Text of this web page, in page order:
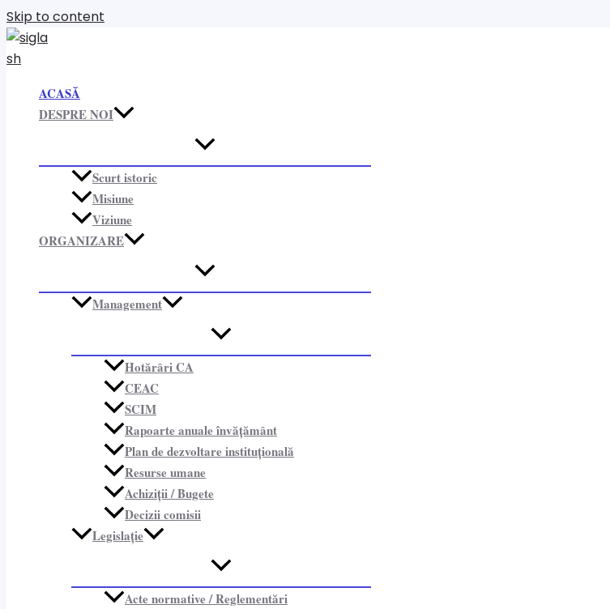
Skip to content
ACASĂ
DESPRE NOI
Scurt istoric
Misiune
Viziune
ORGANIZARE​
Management
Hotărâri CA
CEAC
SCIM
Rapoarte anuale învățământ
Plan de dezvoltare instituțională
Resurse umane
Achiziții / Bugete
Decizii comisii
Legislație
Acte normative / Reglementări